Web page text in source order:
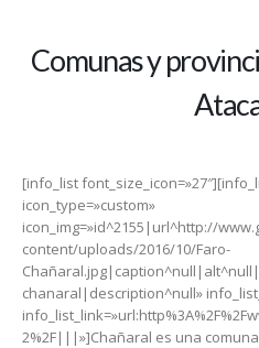
Comunas y
[info_list
icon_type=»custom»
icon_img=»id^2155|url^http://
content/uploads/2016/10/Faro-
chanaral|description^null»
2%2F|||»]Chañaral es una